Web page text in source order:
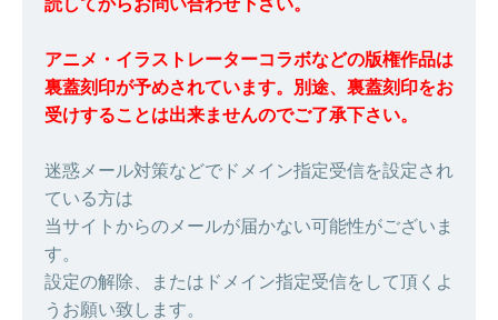
読してからお問い合わせ下さい。
アニメ・イラストレーターコラボなどの版権作品は
裏蓋刻印が予めされています。別途、裏蓋刻印をお
受けすることは出来ませんのでご了承下さい。
迷惑メール対策などでドメイン指定受信を設定され
ている方は
当サイトからのメールが届かない可能性がございま
す。
設定の解除、またはドメイン指定受信をして頂くよ
うお願い致します。